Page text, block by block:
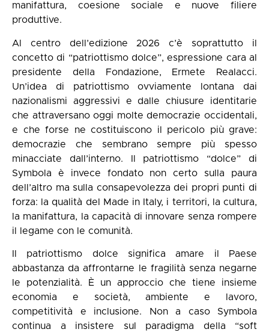
manifattura, coesione sociale e nuove filiere
produttive.
Al centro dell’edizione 2026 c’è soprattutto il
concetto di “patriottismo dolce”, espressione cara al
presidente della Fondazione, Ermete Realacci.
Un’idea di patriottismo ovviamente lontana dai
nazionalismi aggressivi e dalle chiusure identitarie
che attraversano oggi molte democrazie occidentali,
e che forse ne costituiscono il pericolo più grave:
democrazie che sembrano sempre più spesso
minacciate dall’interno. Il patriottismo “dolce” di
Symbola è invece fondato non certo sulla paura
dell’altro ma sulla consapevolezza dei propri punti di
forza: la qualità del Made in Italy, i territori, la cultura,
la manifattura, la capacità di innovare senza rompere
il legame con le comunità.
Il patriottismo dolce significa amare il Paese
abbastanza da affrontarne le fragilità senza negarne
le potenzialità. È un approccio che tiene insieme
economia e società, ambiente e lavoro,
competitività e inclusione. Non a caso Symbola
continua a insistere sul paradigma della “soft